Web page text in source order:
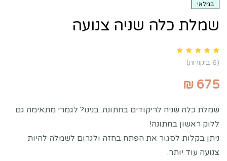
במלאי
שמלת כלה שניה צנועה
6
customer ratings(
6 ביקורות)
₪ 675
שמלת כלה שניה לריקודים בחתונה. בנינו? לגמרי מתאימה גם
ללוק ראשון בחתונה!
ניתן בקלות לסגור את הפתח בחזה ולגרום לשמלה להיות
צנועה עוד יותר.